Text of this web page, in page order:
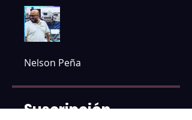
Nelson Peña
Suscripción